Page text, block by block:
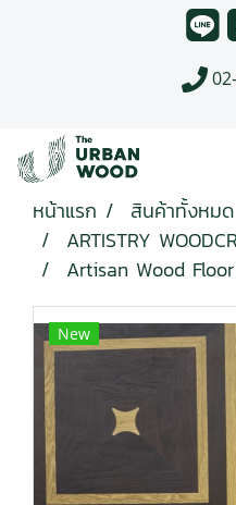
หน้าแรก สินค้าทั้งหมด
ARTISTRY
Artisan Wood
New